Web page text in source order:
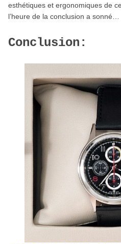
esthétiques et ergonomiques de
l’heure de la conclusion a sonné…
Conclusion: